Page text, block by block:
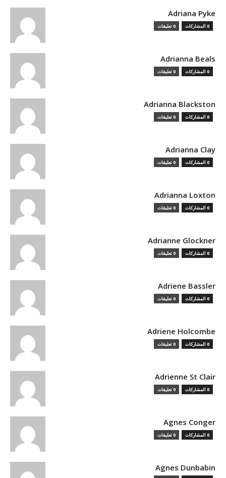
Adriana Pyke
0 المشاركات 0 تعليقات
Adrianna Beals
0 المشاركات 0 تعليقات
Adrianna Blackston
0 المشاركات 0 تعليقات
Adrianna Clay
0 المشاركات 0 تعليقات
Adrianna Loxton
0 المشاركات 0 تعليقات
Adrianne Glockner
0 المشاركات 0 تعليقات
Adriene Bassler
0 المشاركات 0 تعليقات
Adriene Holcombe
0 المشاركات 0 تعليقات
Adrienne St Clair
0 المشاركات 0 تعليقات
Agnes Conger
0 المشاركات 0 تعليقات
Agnes Dunbabin